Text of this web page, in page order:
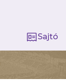
Sajtó